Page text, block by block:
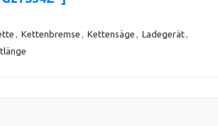
, Kettenbremse , Kettensäge , Ladegerät,